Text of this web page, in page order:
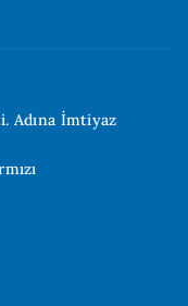
Adına İmtiyaz